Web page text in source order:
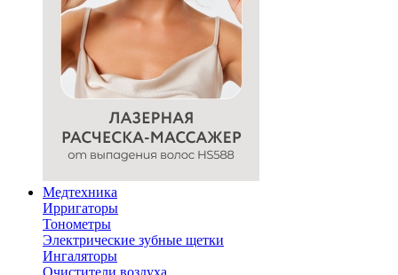
Медтехника
Ирригаторы
Тонометры
Электрические зубные щетки
Ингаляторы
Очистители воздуха